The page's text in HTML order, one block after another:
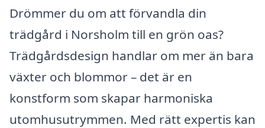
Drömmer du om att förvandla din
trädgård i Norsholm till en grön oas?
Trädgårdsdesign handlar om mer än bara
växter och blommor – det är en
konstform som skapar harmoniska
utomhusutrymmen. Med rätt expertis kan